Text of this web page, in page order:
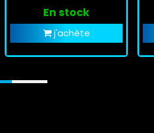
En stock
j'achète